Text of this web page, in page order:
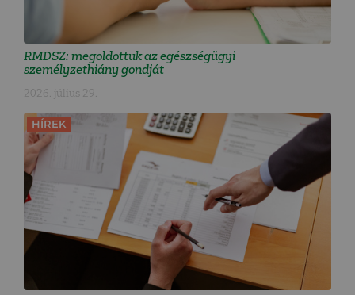
RMDSZ: megoldottuk az egészségügyi
személyzethiány gondját
2026. július 29.
HÍREK